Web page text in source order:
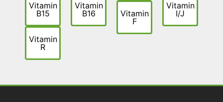
Vitamin
B15
Vitamin
R
Vitamin
B16
Vitamin
F
Vitamin
I/J